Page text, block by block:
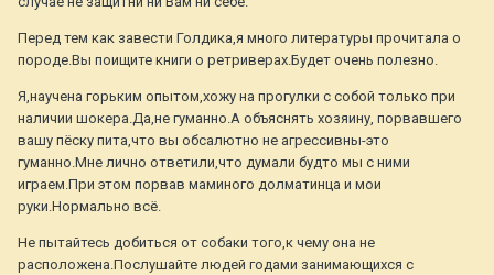
Перед тем как завести Голдика,я много литературы прочитала о
породе.Вы поищите книги о ретриверах.Будет очень полезно.
Я,научена горьким опытом,хожу на прогулки с собой только при
наличии шокера.Да,не гуманно.А объяснять хозяину, порвавшего
вашу пёску пита,что вы обсалютно не агрессивны-это
гуманно.Мне лично ответили,что думали будто мы с ними
играем.При этом порвав маминого долматинца и мои
руки.Нормально всё.
Не пытайтесь добиться от собаки того,к чему она не
расположена.Послушайте людей годами занимающихся с